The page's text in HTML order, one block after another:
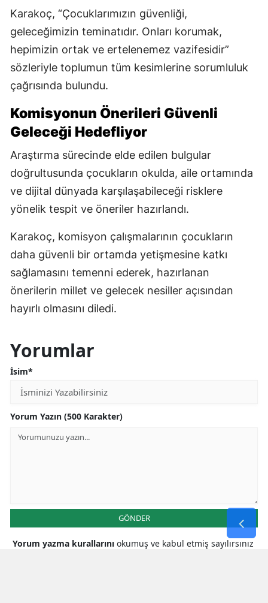
Karakoç, “Çocuklarımızın güvenliği,
geleceğimizin teminatıdır. Onları korumak,
hepimizin ortak ve ertelenemez vazifesidir”
sözleriyle toplumun tüm kesimlerine sorumluluk
çağrısında bulundu.
Komisyonun Önerileri Güvenli
Geleceği Hedefliyor
Araştırma sürecinde elde edilen bulgular
doğrultusunda çocukların okulda, aile ortamında
ve dijital dünyada karşılaşabileceği risklere
yönelik tespit ve öneriler hazırlandı.
Karakoç, komisyon çalışmalarının çocukların
daha güvenli bir ortamda yetişmesine katkı
sağlamasını temenni ederek, hazırlanan
önerilerin millet ve gelecek nesiller açısından
hayırlı olmasını diledi.
Yorumlar
İsim*
Yorum Yazın (500 Karakter)
GÖNDER
Yorum yazma kurallarını okumuş ve kabul etmiş sayılırsınız